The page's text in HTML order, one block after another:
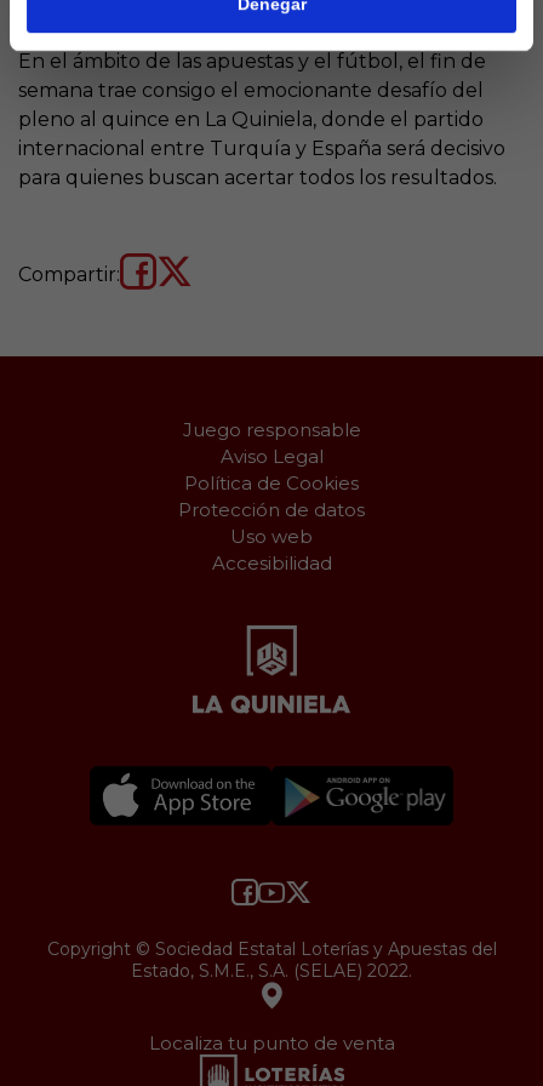
En el ámbito de las apuestas y el fútbol, el fin de
semana trae consigo el emocionante desafío del
pleno al quince en La Quiniela, donde el partido
internacional entre Turquía y España será decisivo
para quienes buscan acertar todos los resultados.
Compartir:
Juego responsable
Aviso Legal
Política de Cookies
Protección de datos
Uso web
Accesibilidad
Copyright © Sociedad Estatal Loterías y Apuestas del
Estado, S.M.E., S.A. (SELAE) 2022.
Localiza tu punto de venta